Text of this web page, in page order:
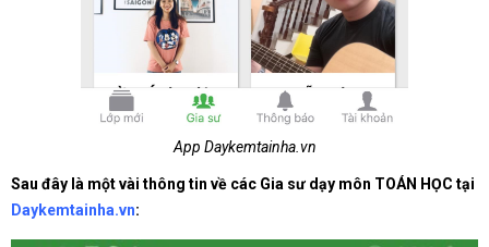
App Daykemtainha.vn
Sau đây là một vài thông tin về các Gia sư dạy môn TOÁN HỌC tại
Daykemtainha.vn: